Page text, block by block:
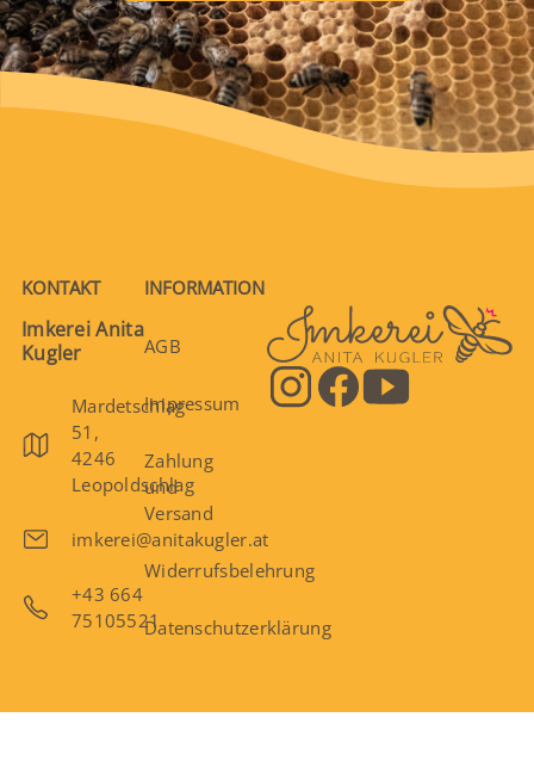
KONTAKT
Imkerei Anita
Kugler
Mardetschlag
51,
4246
Leopoldschlag
imkerei@anitakugler.at
+43 664
75105521
INFORMATION
AGB
Impressum
Zahlung
und
Versand
Widerrufsbelehrung
Datenschutzerklärung